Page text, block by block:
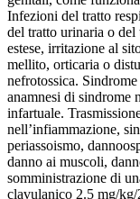
Infezioni del tratto
del tratto urinaria o
estese, irritazione al
mellito, orticaria o
nefrotossica.
anamnesi di sindrome
infartuale.
nell’infiammazione,
periassoismo,
danno ai muscoli,
somministrazione di
clavulanico 2.5 mg/